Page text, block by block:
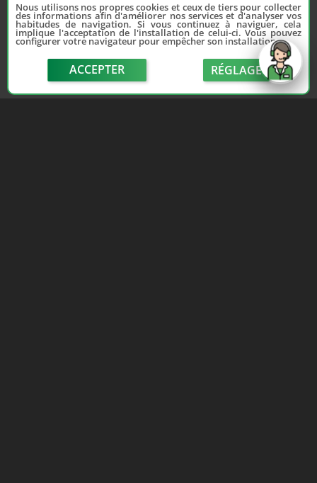
Nous utilisons nos propres cookies et ceux de tiers pour collecter
des informations afin d'améliorer nos services et d'analyser vos
habitudes de navigation. Si vous continuez à naviguer, cela
implique l'acceptation de l'installation de celui-ci. Vous pouvez
configurer votre navigateur pour empêcher son installation.
ACCEPTER RÉGLAGE